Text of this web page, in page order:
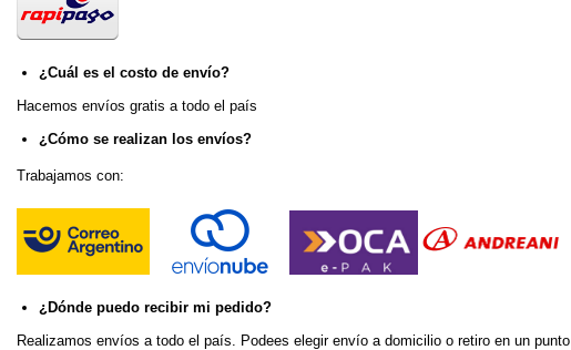
¿Cuál es el costo de envío?
Hacemos envíos gratis a todo el país
¿Cómo se realizan los envíos?
Trabajamos con:
¿Dónde puedo recibir mi pedido?
Realizamos envíos a todo el país. Podees elegir envío a domicilio o retiro en un punto